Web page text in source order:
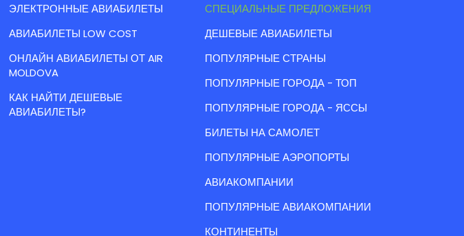
ЭЛЕКТРОННЫЕ АВИАБИЛЕТЫ
АВИАБИЛЕТЫ LOW COST
ОНЛАЙН АВИАБИЛЕТЫ ОТ AIR
MOLDOVA
КАК НАЙТИ ДЕШЕВЫЕ
АВИАБИЛЕТЫ?
СПЕЦИАЛЬНЫЕ ПРЕДЛОЖЕНИЯ
ДЕШЕВЫЕ АВИАБИЛЕТЫ
ПОПУЛЯРНЫЕ СТРАНЫ
ПОПУЛЯРНЫЕ ГОРОДА - ТОП
ПОПУЛЯРНЫЕ ГОРОДА - ЯССЫ
БИЛЕТЫ НА САМОЛЕТ
ПОПУЛЯРНЫЕ АЭРОПОРТЫ
АВИАКОМПАНИИ
ПОПУЛЯРНЫЕ АВИАКОМПАНИИ
КОНТИНЕНТЫ